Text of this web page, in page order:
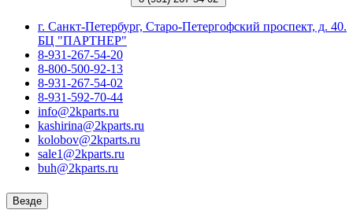
г. Санкт-Петербург, Старо-Петергофский проспект, д. 40.
БЦ "ПАРТНЕР"
8-931-267-54-20
8-800-500-92-13
8-931-267-54-02
8-931-592-70-44
info@2kparts.ru
kashirina@2kparts.ru
kolobov@2kparts.ru
sale1@2kparts.ru
buh@2kparts.ru
Везде